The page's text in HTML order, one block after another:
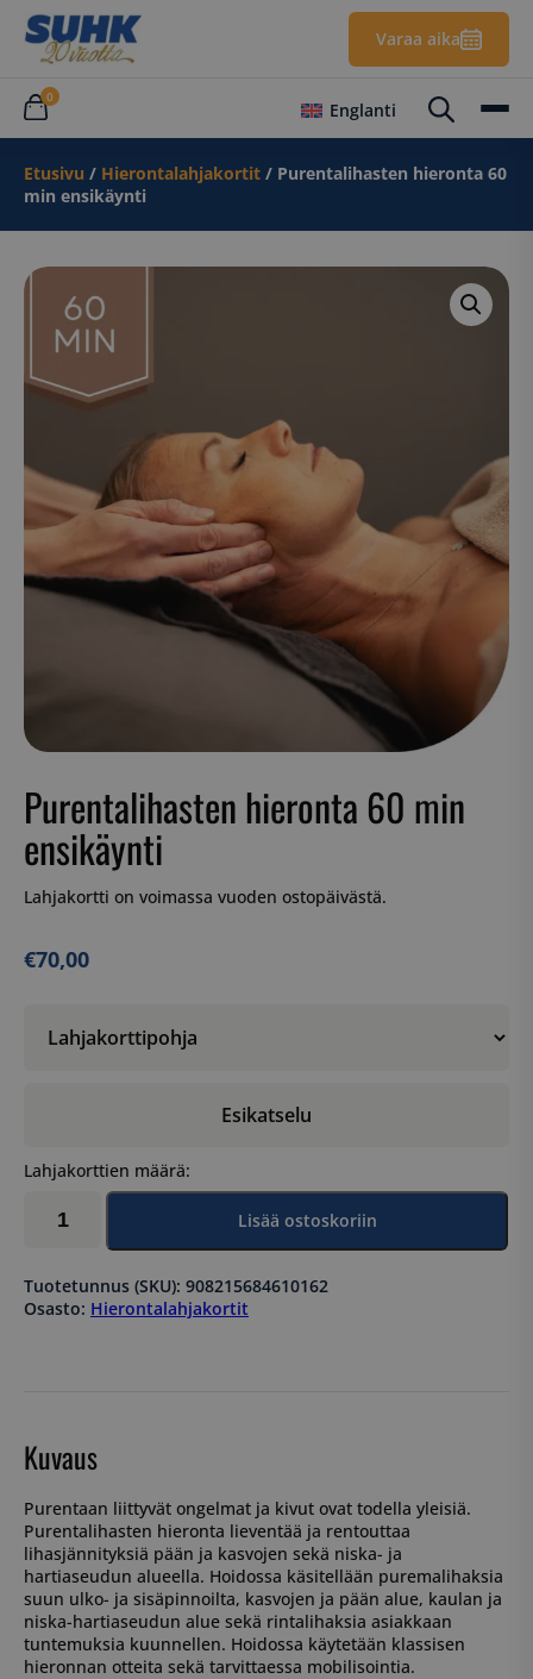
Varaa aika
0
Englanti
Etusivu / Hierontalahjakortit / Purentalihasten hieronta 60
min ensikäynti
Purentalihasten hieronta 60 min
ensikäynti
Lahjakortti on voimassa vuoden ostopäivästä.
€70,00
Esikatselu
Lahjakorttien määrä:
Purentalihasten
hieronta
ensikäynti
määrä
Lisää ostoskoriin
Tuotetunnus (SKU): 908215684610162
Osasto: Hierontalahjakortit
Kuvaus
Purentaan liittyvät ongelmat ja kivut ovat todella yleisiä.
Purentalihasten hieronta lieventää ja rentouttaa
lihasjännityksiä pään ja kasvojen sekä niska- ja
hartiaseudun alueella. Hoidossa käsitellään puremalihaksia
suun ulko- ja sisäpinnoilta, kasvojen ja pään alue, kaulan ja
niska-hartiaseudun alue sekä rintalihaksia asiakkaan
tuntemuksia kuunnellen. Hoidossa käytetään klassisen
hieronnan otteita sekä tarvittaessa mobilisointia.